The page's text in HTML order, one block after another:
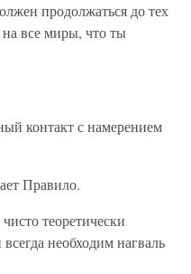
продолжаться до тех
все миры, что ты
контакт с намерением
Правило.
теоретически
необходим нагваль